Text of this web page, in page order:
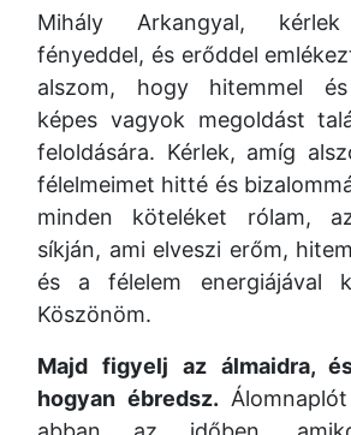
Mihály Arkangyal,
fényeddel, és erőddel
alszom, hogy hitemmel és
képes vagyok megoldást
feloldására. Kérlek, amíg
félelmeimet hitté és
minden köteléket rólam,
síkján, ami elveszi erőm,
és a félelem energiájával
Köszönöm.
Majd figyelj az álmaidra,
hogyan ébredsz.